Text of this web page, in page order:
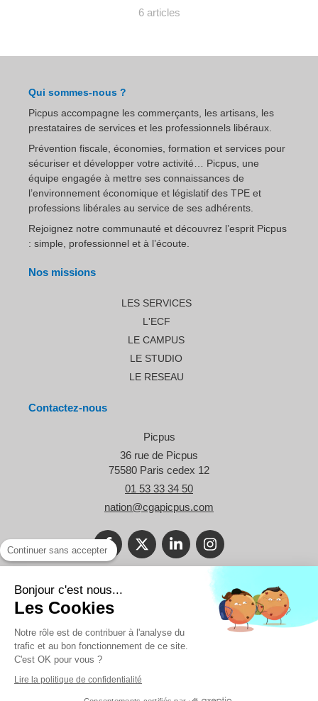
6 articles
Qui sommes-nous ?
Picpus accompagne les commerçants, les artisans, les
prestataires de services et les professionnels libéraux.
Prévention fiscale, économies, formation et services pour
sécuriser et développer votre activité… Picpus, une
équipe engagée à mettre ses connaissances de
l’environnement économique et législatif des TPE et
professions libérales au service de ses adhérents.
Rejoignez notre communauté et découvrez l’esprit Picpus
: simple, professionnel et à l’écoute.
Nos missions
LES SERVICES
L'ECF
LE CAMPUS
LE STUDIO
LE RESEAU
Contactez-nous
Picpus
36 rue de Picpus
75580 Paris cedex 12
01 53 33 34 50
nation@cgapicpus.com
©2021 Le Blog Picpus - Spécialiste des problématiques des TPE et
des professionnels libéraux.
Infos légales
Continuer sans accepter
Bonjour c'est nous...
Les Cookies
Notre rôle est de contribuer à l'analyse du
trafic et au bon fonctionnement de ce site.
C'est OK pour vous ?
Lire la politique de confidentialité